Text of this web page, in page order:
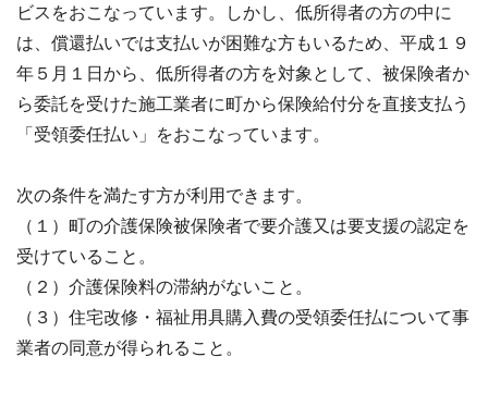
ビスをおこなっています。しかし、低所得者の方の中に
は、償還払いでは支払いが困難な方もいるため、平成１９
年５月１日から、低所得者の方を対象として、被保険者か
ら委託を受けた施工業者に町から保険給付分を直接支払う
「受領委任払い」をおこなっています。
次の条件を満たす方が利用できます。
（１）町の介護保険被保険者で要介護又は要支援の認定を
受けていること。
（２）介護保険料の滞納がないこと。
（３）住宅改修・福祉用具購入費の受領委任払について事
業者の同意が得られること。